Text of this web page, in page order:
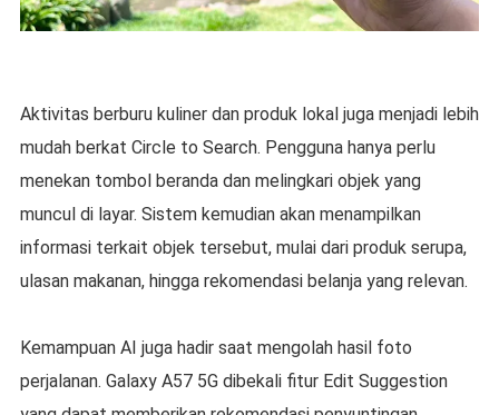
Aktivitas berburu kuliner dan produk lokal juga menjadi lebih
mudah berkat Circle to Search. Pengguna hanya perlu
menekan tombol beranda dan melingkari objek yang
muncul di layar. Sistem kemudian akan menampilkan
informasi terkait objek tersebut, mulai dari produk serupa,
ulasan makanan, hingga rekomendasi belanja yang relevan.
Kemampuan AI juga hadir saat mengolah hasil foto
perjalanan. Galaxy A57 5G dibekali fitur Edit Suggestion